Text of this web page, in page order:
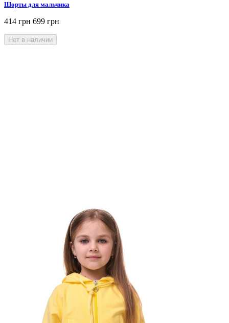
Шорты для мальчика
414 грн 699 грн
Нет в наличии